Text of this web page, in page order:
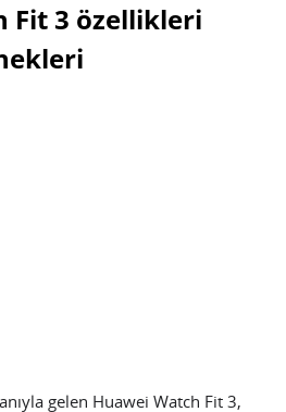
Fit 3 özellikleri
gelen Huawei Watch Fit 3,